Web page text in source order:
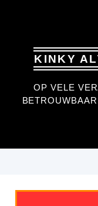
KINKY
OP VELE